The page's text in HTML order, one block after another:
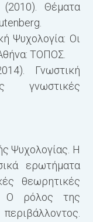
Θέματα
Ψυχολογία: Οι
ΤΟΠΟΣ.
Γνωστική
γνωστικές
Ψυχολογίας. Η
ερωτήματα
θεωρητικές
Ο ρόλος της